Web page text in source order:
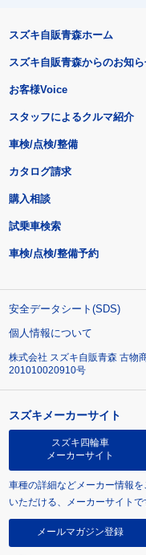
スズキ自販青森ホーム
スズキ自販青森からのお知
お客様Voice
スタッフによるクルマ紹介
車検/点検/整備
カタログ請求
購入相談
試乗車検索
車検/点検/整備予約
安全データシート(SDS)
個人情報について
株式会社 スズキ自販青森 古物
201010020910号
スズキメーカーサイト
スズキ四輪車
メーカーサイト
車種の詳細などメーカー情報を
いただける、メーカーサイトで
メールマガジン登録